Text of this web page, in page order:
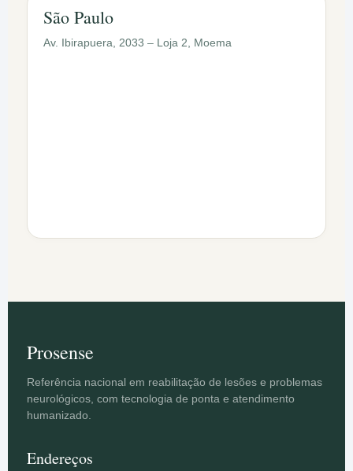
São Paulo
Av. Ibirapuera, 2033 – Loja 2, Moema
Prosense
Referência nacional em reabilitação de lesões e problemas
neurológicos, com tecnologia de ponta e atendimento
humanizado.
Endereços